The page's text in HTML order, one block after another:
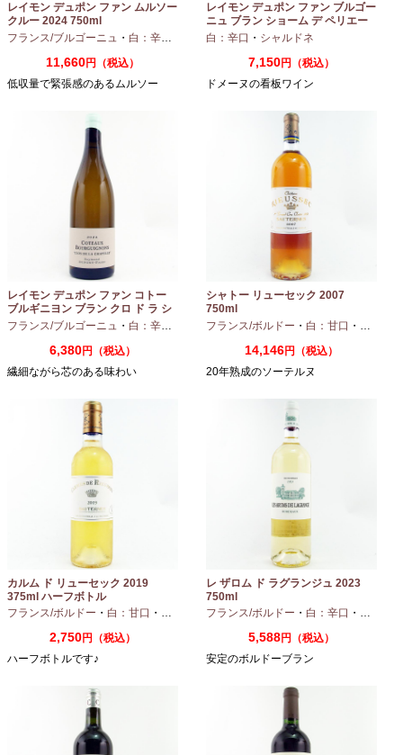
レイモン デュポン ファン ムルソー
クルー 2024 750ml
フランス/ブルゴーニュ ・ 白：辛口 シャルドネ
11,660円（税込）
低収量で緊張感のあるムルソー
レイモン デュポン ファン ブルゴー
ニュ ブラン ショーム デ ペリエー
ル 2024 750ml
白：辛口 ・ シャルドネ
7,150円（税込）
ドメーヌの看板ワイン
レイモン デュポン ファン コトー
ブルギニヨン ブラン クロ ド ラ シ
ャペル 2024 750ml
フランス/ブルゴーニュ ・ 白：辛口 シャルドネ
6,380円（税込）
繊細ながら芯のある味わい
シャトー リューセック 2007
750ml
フランス/ボルドー ・ 白：甘口 ・
14,146円（税込）
20年熟成のソーテルヌ
カルム ド リューセック 2019
375ml ハーフボトル
フランス/ボルドー ・ 白：甘口 ・ セミヨン ・ソーヴィニオンブラン
2,750円（税込）
ハーフボトルです♪
レ ザロム ド ラグランジュ 2023
750ml
フランス/ボルドー ・ 白：辛口 ・ セミヨン
5,588円（税込）
安定のボルドーブラン